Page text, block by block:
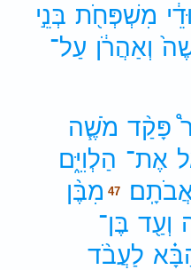
מִשְׁפְּחֹ֖ת בְּנֵ֣י
וְאַהֲרֹ֔ן עַל־
פָּקַ֨ד מֹשֶׁ֧ה
אֶת־ הַלְוִיִּ֑ם
47 מִבֶּ֨ן
וְעַ֖ד בֶּן־
לַעֲבֹ֨ד